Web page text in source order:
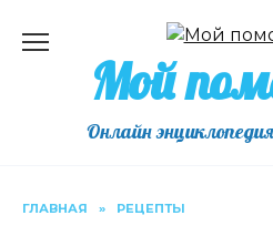
содержаниюМой
Онлайн
ГЛАВНАЯ » РЕЦЕПТЫ